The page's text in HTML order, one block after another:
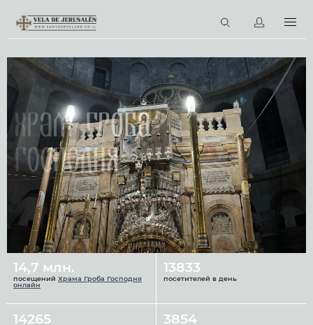
Виртуальные туры
Библиотека
Наши святыни
Новости
Церковный календарь
RU
Храм Гроба
Господня
14,7 млн.
посещений Храма Гроба Господня
онлайн
13833
посетителей в день
14265 3854